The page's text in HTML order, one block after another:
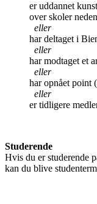
er uddannet
over skoler
eller
har deltaget i
eller
har modtaget et
eller
har opnået point
eller
er tidligere
Studerende
Hvis du er studerende
kan du blive